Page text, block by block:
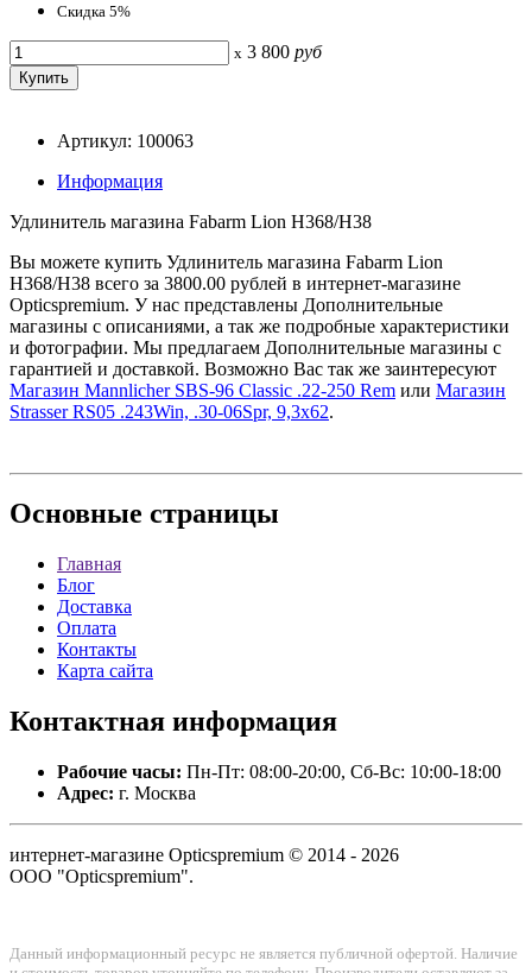
Скидка 5%
x 3 800 руб
Артикул: 100063
Информация
Удлинитель магазина Fabarm Lion H368/H38
Вы можете купить Удлинитель магазина Fabarm Lion
H368/H38 всего за 3800.00 рублей в интернет-магазине
Opticspremium. У нас представлены Дополнительные
магазины с описаниями, а так же подробные характеристики
и фотографии. Мы предлагаем Дополнительные магазины с
гарантией и доставкой. Возможно Вас так же заинтересуют
Магазин Mannlicher SBS-96 Classic .22-250 Rem или Магазин
Strasser RS05 .243Win, .30-06Spr, 9,3x62.
Основные страницы
Главная
Блог
Доставка
Оплата
Контакты
Карта сайта
Контактная информация
Рабочие часы: Пн-Пт: 08:00-20:00, Сб-Вс: 10:00-18:00
Адрес: г. Москва
интернет-магазине Opticspremium © 2014 - 2026
ООО "Opticspremium".
Данный информационный ресурс не является публичной офертой. Наличие